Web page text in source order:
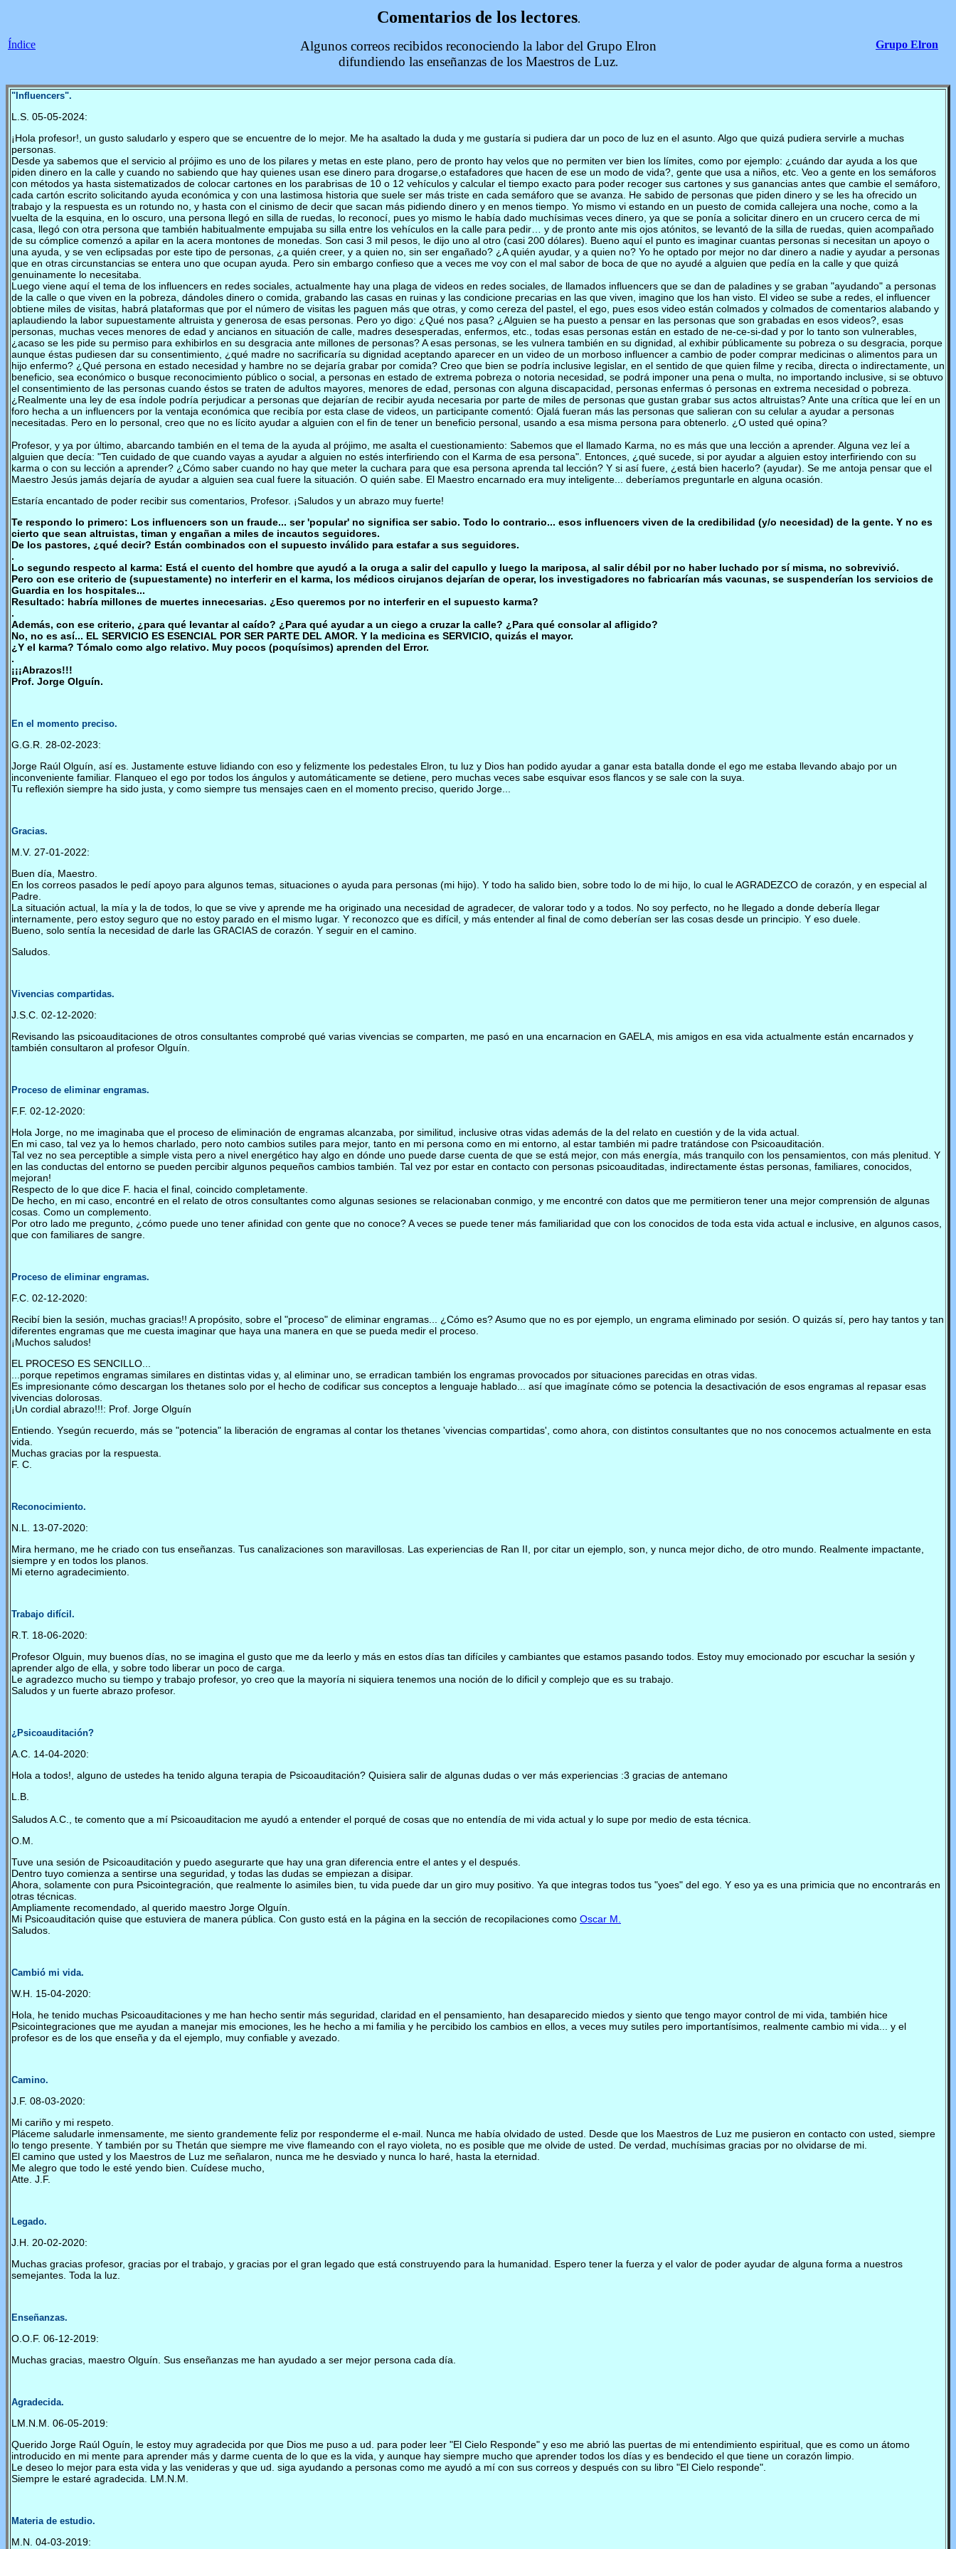
Índice
Comentarios de los lectores.
Algunos correos recibidos reconociendo la labor del Grupo Elron
difundiendo las enseñanzas de los Maestros de Luz.
Grupo Elron
"Influencers".
L.S. 05-05-2024:
¡Hola profesor!, un gusto saludarlo y espero que se encuentre de lo mejor. Me ha asaltado la duda y me gustaría si pudiera dar un poco de luz en el asunto. Algo que quizá pudiera servirle a muchas
personas.
Desde ya sabemos que el servicio al prójimo es uno de los pilares y metas en este plano, pero de pronto hay velos que no permiten ver bien los límites, como por ejemplo: ¿cuándo dar ayuda a los que
piden dinero en la calle y cuando no sabiendo que hay quienes usan ese dinero para drogarse,o estafadores que hacen de ese un modo de vida?, gente que usa a niños, etc. Veo a gente en los semáforos
con métodos ya hasta sistematizados de colocar cartones en los parabrisas de 10 o 12 vehículos y calcular el tiempo exacto para poder recoger sus cartones y sus ganancias antes que cambie el semáforo,
cada cartón escrito solicitando ayuda económica y con una lastimosa historia que suele ser más triste en cada semáforo que se avanza. He sabido de personas que piden dinero y se les ha ofrecido un
trabajo y la respuesta es un rotundo no, y hasta con el cinismo de decir que sacan más pidiendo dinero y en menos tiempo. Yo mismo vi estando en un puesto de comida callejera una noche, como a la
vuelta de la esquina, en lo oscuro, una persona llegó en silla de ruedas, lo reconocí, pues yo mismo le había dado muchísimas veces dinero, ya que se ponía a solicitar dinero en un crucero cerca de mi
casa, llegó con otra persona que también habitualmente empujaba su silla entre los vehículos en la calle para pedir… y de pronto ante mis ojos atónitos, se levantó de la silla de ruedas, quien acompañado
de su cómplice comenzó a apilar en la acera montones de monedas. Son casi 3 mil pesos, le dijo uno al otro (casi 200 dólares). Bueno aquí el punto es imaginar cuantas personas si necesitan un apoyo o
una ayuda, y se ven eclipsadas por este tipo de personas, ¿a quién creer, y a quien no, sin ser engañado? ¿A quién ayudar, y a quien no? Yo he optado por mejor no dar dinero a nadie y ayudar a personas
que en otras circunstancias se entera uno que ocupan ayuda. Pero sin embargo confieso que a veces me voy con el mal sabor de boca de que no ayudé a alguien que pedía en la calle y que quizá
genuinamente lo necesitaba.
Luego viene aquí el tema de los influencers en redes sociales, actualmente hay una plaga de videos en redes sociales, de llamados influencers que se dan de paladines y se graban "ayudando" a personas
de la calle o que viven en la pobreza, dándoles dinero o comida, grabando las casas en ruinas y las condicione precarias en las que viven, imagino que los han visto. El video se sube a redes, el influencer
obtiene miles de visitas, habrá plataformas que por el número de visitas les paguen más que otras, y como cereza del pastel, el ego, pues esos video están colmados y colmados de comentarios alabando y
aplaudiendo la labor supuestamente altruista y generosa de esas personas. Pero yo digo: ¿Qué nos pasa? ¿Alguien se ha puesto a pensar en las personas que son grabadas en esos videos?, esas
personas, muchas veces menores de edad y ancianos en situación de calle, madres desesperadas, enfermos, etc., todas esas personas están en estado de ne-ce-si-dad y por lo tanto son vulnerables,
¿acaso se les pide su permiso para exhibirlos en su desgracia ante millones de personas? A esas personas, se les vulnera también en su dignidad, al exhibir públicamente su pobreza o su desgracia, porque
aunque éstas pudiesen dar su consentimiento, ¿qué madre no sacrificaría su dignidad aceptando aparecer en un video de un morboso influencer a cambio de poder comprar medicinas o alimentos para un
hijo enfermo? ¿Qué persona en estado necesidad y hambre no se dejaría grabar por comida? Creo que bien se podría inclusive legislar, en el sentido de que quien filme y reciba, directa o indirectamente, un
beneficio, sea económico o busque reconocimiento público o social, a personas en estado de extrema pobreza o notoria necesidad, se podrá imponer una pena o multa, no importando inclusive, si se obtuvo
el consentimiento de las personas cuando éstos se traten de adultos mayores, menores de edad, personas con alguna discapacidad, personas enfermas ó personas en extrema necesidad o pobreza.
¿Realmente una ley de esa índole podría perjudicar a personas que dejarían de recibir ayuda necesaria por parte de miles de personas que gustan grabar sus actos altruistas? Ante una crítica que leí en un
foro hecha a un influencers por la ventaja económica que recibía por esta clase de videos, un participante comentó: Ojalá fueran más las personas que salieran con su celular a ayudar a personas
necesitadas. Pero en lo personal, creo que no es lícito ayudar a alguien con el fin de tener un beneficio personal, usando a esa misma persona para obtenerlo. ¿O usted qué opina?
Profesor, y ya por último, abarcando también en el tema de la ayuda al prójimo, me asalta el cuestionamiento: Sabemos que el llamado Karma, no es más que una lección a aprender. Alguna vez leí a
alguien que decía: "Ten cuidado de que cuando vayas a ayudar a alguien no estés interfiriendo con el Karma de esa persona". Entonces, ¿qué sucede, si por ayudar a alguien estoy interfiriendo con su
karma o con su lección a aprender? ¿Cómo saber cuando no hay que meter la cuchara para que esa persona aprenda tal lección? Y si así fuere, ¿está bien hacerlo? (ayudar). Se me antoja pensar que el
Maestro Jesús jamás dejaría de ayudar a alguien sea cual fuere la situación. O quién sabe. El Maestro encarnado era muy inteligente... deberíamos preguntarle en alguna ocasión.
Estaría encantado de poder recibir sus comentarios, Profesor. ¡Saludos y un abrazo muy fuerte!
Te respondo lo primero: Los influencers son un fraude... ser 'popular' no significa ser sabio. Todo lo contrario... esos influencers viven de la credibilidad (y/o necesidad) de la gente. Y no es
cierto que sean altruistas, timan y engañan a miles de incautos seguidores.
De los pastores, ¿qué decir? Están combinados con el supuesto inválido para estafar a sus seguidores.
.
Lo segundo respecto al karma: Está el cuento del hombre que ayudó a la oruga a salir del capullo y luego la mariposa, al salir débil por no haber luchado por sí misma, no sobrevivió.
Pero con ese criterio de (supuestamente) no interferir en el karma, los médicos cirujanos dejarían de operar, los investigadores no fabricarían más vacunas, se suspenderían los servicios de
Guardia en los hospitales...
Resultado: habría millones de muertes innecesarias. ¿Eso queremos por no interferir en el supuesto karma?
.
Además, con ese criterio, ¿para qué levantar al caído? ¿Para qué ayudar a un ciego a cruzar la calle? ¿Para qué consolar al afligido?
No, no es así... EL SERVICIO ES ESENCIAL POR SER PARTE DEL AMOR. Y la medicina es SERVICIO, quizás el mayor.
¿Y el karma? Tómalo como algo relativo. Muy pocos (poquísimos) aprenden del Error.
.
¡¡¡Abrazos!!!
Prof. Jorge Olguín.
En el momento preciso.
G.G.R. 28-02-2023:
Jorge Raúl Olguín, así es. Justamente estuve lidiando con eso y felizmente los pedestales Elron, tu luz y Dios han podido ayudar a ganar esta batalla donde el ego me estaba llevando abajo por un
inconveniente familiar. Flanqueo el ego por todos los ángulos y automáticamente se detiene, pero muchas veces sabe esquivar esos flancos y se sale con la suya.
Tu reflexión siempre ha sido justa, y como siempre tus mensajes caen en el momento preciso, querido Jorge...
Gracias.
M.V. 27-01-2022:
Buen día, Maestro.
En los correos pasados le pedí apoyo para algunos temas, situaciones o ayuda para personas (mi hijo). Y todo ha salido bien, sobre todo lo de mi hijo, lo cual le AGRADEZCO de corazón, y en especial al
Padre.
La situación actual, la mía y la de todos, lo que se vive y aprende me ha originado una necesidad de agradecer, de valorar todo y a todos. No soy perfecto, no he llegado a donde debería llegar
internamente, pero estoy seguro que no estoy parado en el mismo lugar. Y reconozco que es difícil, y más entender al final de como deberían ser las cosas desde un principio. Y eso duele.
Bueno, solo sentía la necesidad de darle las GRACIAS de corazón. Y seguir en el camino.
Saludos.
Vivencias compartidas.
J.S.C. 02-12-2020:
Revisando las psicoauditaciones de otros consultantes comprobé qué varias vivencias se comparten, me pasó en una encarnacion en GAELA, mis amigos en esa vida actualmente están encarnados y
también consultaron al profesor Olguín.
Proceso de eliminar engramas.
F.F. 02-12-2020:
Hola Jorge, no me imaginaba que el proceso de eliminación de engramas alcanzaba, por similitud, inclusive otras vidas además de la del relato en cuestión y de la vida actual.
En mi caso, tal vez ya lo hemos charlado, pero noto cambios sutiles para mejor, tanto en mi persona como en mi entorno, al estar también mi padre tratándose con Psicoauditación.
Tal vez no sea perceptible a simple vista pero a nivel energético hay algo en dónde uno puede darse cuenta de que se está mejor, con más energía, más tranquilo con los pensamientos, con más plenitud. Y
en las conductas del entorno se pueden percibir algunos pequeños cambios también. Tal vez por estar en contacto con personas psicoauditadas, indirectamente éstas personas, familiares, conocidos,
mejoran!
Respecto de lo que dice F. hacia el final, coincido completamente.
De hecho, en mi caso, encontré en el relato de otros consultantes como algunas sesiones se relacionaban conmigo, y me encontré con datos que me permitieron tener una mejor comprensión de algunas
cosas. Como un complemento.
Por otro lado me pregunto, ¿cómo puede uno tener afinidad con gente que no conoce? A veces se puede tener más familiaridad que con los conocidos de toda esta vida actual e inclusive, en algunos casos,
que con familiares de sangre.
Proceso de eliminar engramas.
F.C. 02-12-2020:
Recibí bien la sesión, muchas gracias!! A propósito, sobre el "proceso" de eliminar engramas... ¿Cómo es? Asumo que no es por ejemplo, un engrama eliminado por sesión. O quizás sí, pero hay tantos y tan
diferentes engramas que me cuesta imaginar que haya una manera en que se pueda medir el proceso.
¡Muchos saludos!
EL PROCESO ES SENCILLO...
...porque repetimos engramas similares en distintas vidas y, al eliminar uno, se erradican también los engramas provocados por situaciones parecidas en otras vidas.
Es impresionante cómo descargan los thetanes solo por el hecho de codificar sus conceptos a lenguaje hablado... así que imagínate cómo se potencia la desactivación de esos engramas al repasar esas
vivencias dolorosas.
¡Un cordial abrazo!!!: Prof. Jorge Olguín
Entiendo. Ysegún recuerdo, más se "potencia" la liberación de engramas al contar los thetanes 'vivencias compartidas', como ahora, con distintos consultantes que no nos conocemos actualmente en esta
vida.
Muchas gracias por la respuesta.
F. C.
Reconocimiento.
N.L. 13-07-2020:
Mira hermano, me he criado con tus enseñanzas. Tus canalizaciones son maravillosas. Las experiencias de Ran II, por citar un ejemplo, son, y nunca mejor dicho, de otro mundo. Realmente impactante,
siempre y en todos los planos.
Mi eterno agradecimiento.
Trabajo difícil.
R.T. 18-06-2020:
Profesor Olguin, muy buenos días, no se imagina el gusto que me da leerlo y más en estos días tan difíciles y cambiantes que estamos pasando todos. Estoy muy emocionado por escuchar la sesión y
aprender algo de ella, y sobre todo liberar un poco de carga.
Le agradezco mucho su tiempo y trabajo profesor, yo creo que la mayoría ni siquiera tenemos una noción de lo dificil y complejo que es su trabajo.
Saludos y un fuerte abrazo profesor.
¿Psicoauditación?
A.C. 14-04-2020:
Hola a todos!, alguno de ustedes ha tenido alguna terapia de Psicoauditación? Quisiera salir de algunas dudas o ver más experiencias :3 gracias de antemano
L.B.
Saludos A.C., te comento que a mí Psicoauditacion me ayudó a entender el porqué de cosas que no entendía de mi vida actual y lo supe por medio de esta técnica.
O.M.
Tuve una sesión de Psicoauditación y puedo asegurarte que hay una gran diferencia entre el antes y el después.
Dentro tuyo comienza a sentirse una seguridad, y todas las dudas se empiezan a disipar.
Ahora, solamente con pura Psicointegración, que realmente lo asimiles bien, tu vida puede dar un giro muy positivo. Ya que integras todos tus "yoes" del ego. Y eso ya es una primicia que no encontrarás en
otras técnicas.
Ampliamente recomendado, al querido maestro Jorge Olguín.
Mi Psicoauditación quise que estuviera de manera pública. Con gusto está en la página en la sección de recopilaciones como Oscar M.
Saludos.
Cambió mi vida.
W.H. 15-04-2020:
Hola, he tenido muchas Psicoauditaciones y me han hecho sentir más seguridad, claridad en el pensamiento, han desaparecido miedos y siento que tengo mayor control de mi vida, también hice
Psicointegraciones que me ayudan a manejar mis emociones, les he hecho a mi familia y he percibido los cambios en ellos, a veces muy sutiles pero importantísimos, realmente cambio mi vida... y el
profesor es de los que enseña y da el ejemplo, muy confiable y avezado.
Camino.
J.F. 08-03-2020:
Mi cariño y mi respeto.
Pláceme saludarle inmensamente, me siento grandemente feliz por responderme el e-mail. Nunca me había olvidado de usted. Desde que los Maestros de Luz me pusieron en contacto con usted, siempre
lo tengo presente. Y también por su Thetán que siempre me vive flameando con el rayo violeta, no es posible que me olvide de usted. De verdad, muchísimas gracias por no olvidarse de mi.
El camino que usted y los Maestros de Luz me señalaron, nunca me he desviado y nunca lo haré, hasta la eternidad.
Me alegro que todo le esté yendo bien. Cuídese mucho,
Atte. J.F.
Legado.
J.H. 20-02-2020:
Muchas gracias profesor, gracias por el trabajo, y gracias por el gran legado que está construyendo para la humanidad. Espero tener la fuerza y el valor de poder ayudar de alguna forma a nuestros
semejantes. Toda la luz.
Enseñanzas.
O.O.F. 06-12-2019:
Muchas gracias, maestro Olguín. Sus enseñanzas me han ayudado a ser mejor persona cada día.
Agradecida.
LM.N.M. 06-05-2019:
Querido Jorge Raúl Oguín, le estoy muy agradecida por que Dios me puso a ud. para poder leer "El Cielo Responde" y eso me abrió las puertas de mi entendimiento espiritual, que es como un átomo
introducido en mi mente para aprender más y darme cuenta de lo que es la vida, y aunque hay siempre mucho que aprender todos los días y es bendecido el que tiene un corazón limpio.
Le deseo lo mejor para esta vida y las venideras y que ud. siga ayudando a personas como me ayudó a mí con sus correos y después con su libro "El Cielo responde".
Siempre le estaré agradecida. LM.N.M.
Materia de estudio.
M.N. 04-03-2019: